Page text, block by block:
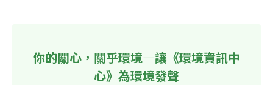
你的關心，關乎環境—讓《環境資訊中
心》為環境發聲